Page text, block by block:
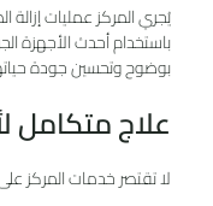
يُجري المركز عمليات إزالة
باستخدام أحدث الأجهزة
بوضوح وتحسين جودة
علاج متكامل
لا تقتصر خدمات المركز